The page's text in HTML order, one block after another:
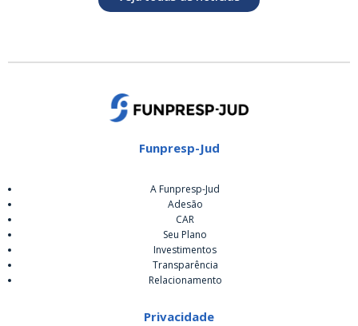
Funpresp-Jud
A Funpresp-Jud
Adesão
CAR
Seu Plano
Investimentos
Transparência
Relacionamento
Privacidade